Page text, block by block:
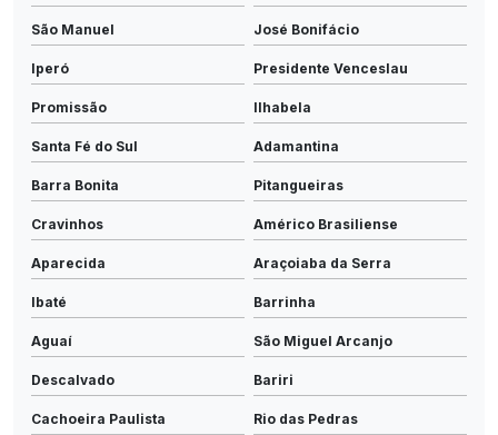
São Manuel José Bonifácio
Iperó Presidente Venceslau
Promissão Ilhabela
Santa Fé do Sul Adamantina
Barra Bonita Pitangueiras
Cravinhos Américo Brasiliense
Aparecida Araçoiaba da Serra
Ibaté Barrinha
Aguaí São Miguel Arcanjo
Descalvado Bariri
Cachoeira Paulista Rio das Pedras